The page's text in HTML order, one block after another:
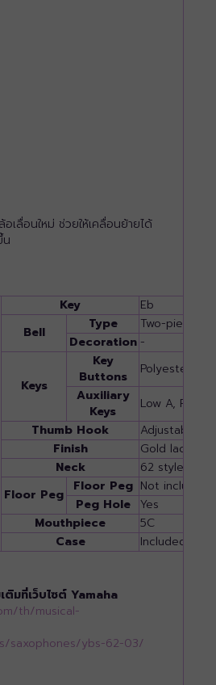
เลื่อนใหม่ ช่วยให้เคลื่อนย้ายได้
น
Key
Eb
Bell
Type
Two-pieces
Decoration -
Keys
Key
Buttons
Polyester
Auxiliary
Keys
Low A, Front
Thumb Hook
Adjustable
Finish
Gold lacquer
Neck
62 style
Floor Peg
Floor Peg Not included
Peg Hole Yes
Mouthpiece
5C
Case
Included
ติมที่เว็บไซต์ Yamaha
th/musical-
saxophones/ybs-62-03/